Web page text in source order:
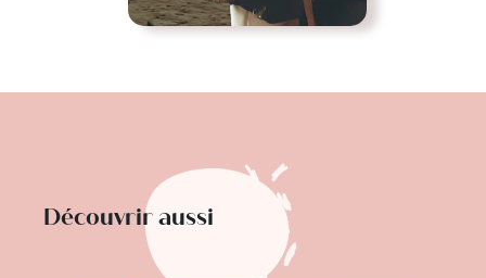
Découvrir aussi